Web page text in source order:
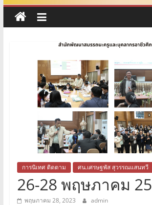
พัฒนา
อาชีวศึกษา
ภาค
ตะวัน
ออก
เฉียง
เหนือ
หน้า
การนิเทศ ติดตาม ศน.เศรษฐพัส สุวรรณแสนทวี
26-28 พฤษภาคม
พฤษภาคม 28, 2023 admin